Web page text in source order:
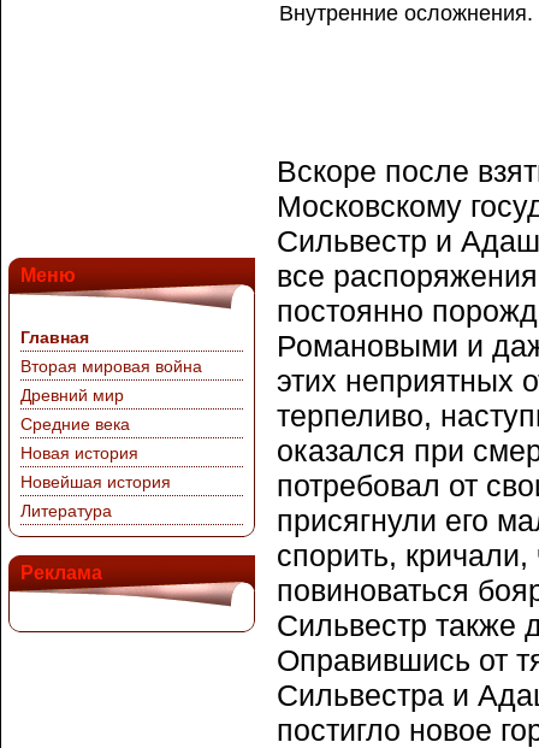
Меню
Главная
Вторая мировая война
Древний мир
Средние века
Новая история
Новейшая история
Литература
Реклама
Внутренние
Вскоре после
Московскому
Сильвестр и
все
постоянно
Романовыми и
этих неприятных
терпеливо,
оказался при
потребовал от
присягнули его
спорить,
повиноваться
Сильвестр также
Оправившись от
Сильвестра и
постигло новое